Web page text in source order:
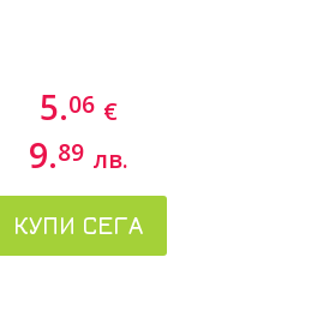
5.06 €
9.89 лв.
КУПИ СЕГА